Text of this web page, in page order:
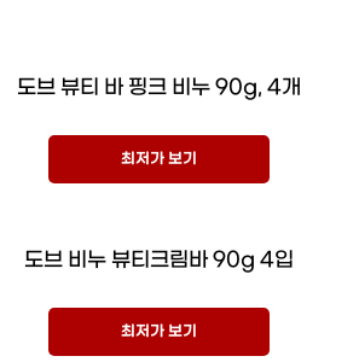
도브 뷰티 바 핑크 비누 90g, 4개
최저가 보기
도브 비누 뷰티크림바 90g 4입
최저가 보기